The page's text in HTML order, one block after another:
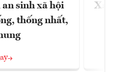
sinh xã hội
thống nhất,